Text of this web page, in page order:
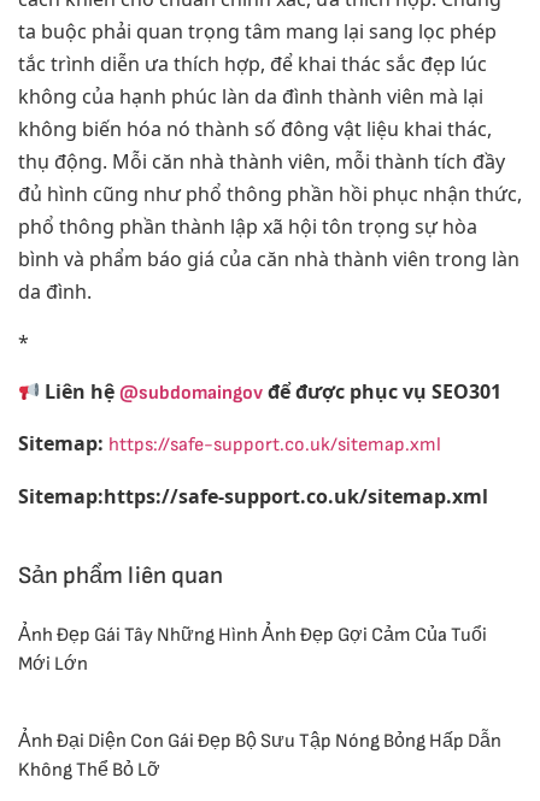
ta buộc phải quan trọng tâm mang lại sang lọc phép
tắc trình diễn ưa thích hợp, để khai thác sắc đẹp lúc
không của hạnh phúc làn da đình thành viên mà lại
không biến hóa nó thành số đông vật liệu khai thác,
thụ động. Mỗi căn nhà thành viên, mỗi thành tích đầy
đủ hình cũng như phổ thông phần hồi phục nhận thức,
phổ thông phần thành lập xã hội tôn trọng sự hòa
bình và phẩm báo giá của căn nhà thành viên trong làn
da đình.
*
Liên hệ@subdomaingov để được phục vụ SEO301
Sitemap: https://safe-support.co.uk/sitemap.xml
Sitemap:https://safe-support.co.uk/sitemap.xml
Sản phẩm liên quan
Ảnh Đẹp Gái Tây Những Hình Ảnh Đẹp Gợi Cảm Của Tuổi
Mới Lớn
Ảnh Đại Diện Con Gái Đẹp Bộ Sưu Tập Nóng Bỏng Hấp Dẫn
Không Thể Bỏ Lỡ